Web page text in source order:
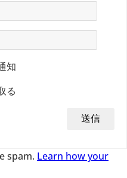
知
る
spam. Learn how your